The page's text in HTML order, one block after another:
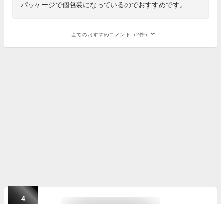
パッケージで個包装になっているのでおすすめです。
全てのおすすめコメント（2件）
4